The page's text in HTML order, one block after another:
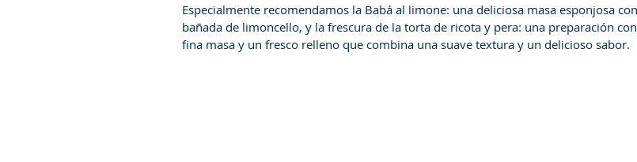
Especialmente recomendamos la Babá al limone: una deliciosa masa esponjosa
bañada de limoncello, y la frescura de la torta de ricota y pera: una preparación
fina masa y un fresco relleno que combina una suave textura y un delicioso sabor.